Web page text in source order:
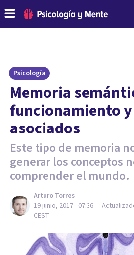
Psicología
Memoria
funcionamiento
asociados
Este tipo de memoria
generar los conceptos
comprender el mundo.
Arturo Torres
19 junio, 2017 - 07:36—
CEST